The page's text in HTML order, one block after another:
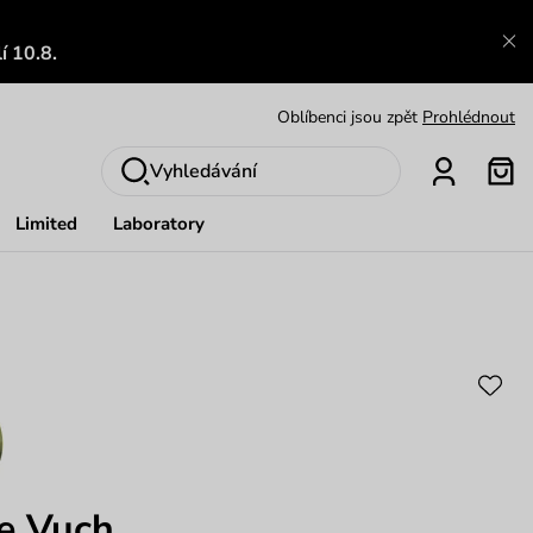
10.8.
Limited Laboratory
Oblíbenci jsou zpět Prohlédnout
Nech se inspirovat Ukázat
Vyhledávání